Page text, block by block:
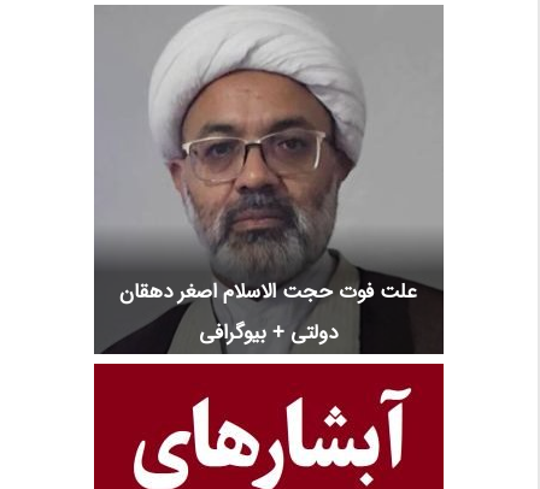
علت فوت حجت الاسلام اصغر دهقان
دولتی + بیوگرافی